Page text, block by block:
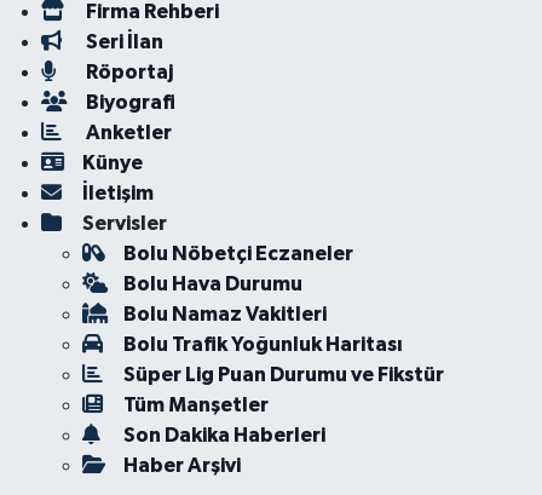
Firma Rehberi
Seri İlan
Röportaj
Biyografi
Anketler
Künye
İletişim
Servisler
Bolu Nöbetçi Eczaneler
Bolu Hava Durumu
Bolu Namaz Vakitleri
Bolu Trafik Yoğunluk Haritası
Süper Lig Puan Durumu ve Fikstür
Tüm Manşetler
Son Dakika Haberleri
Haber Arşivi